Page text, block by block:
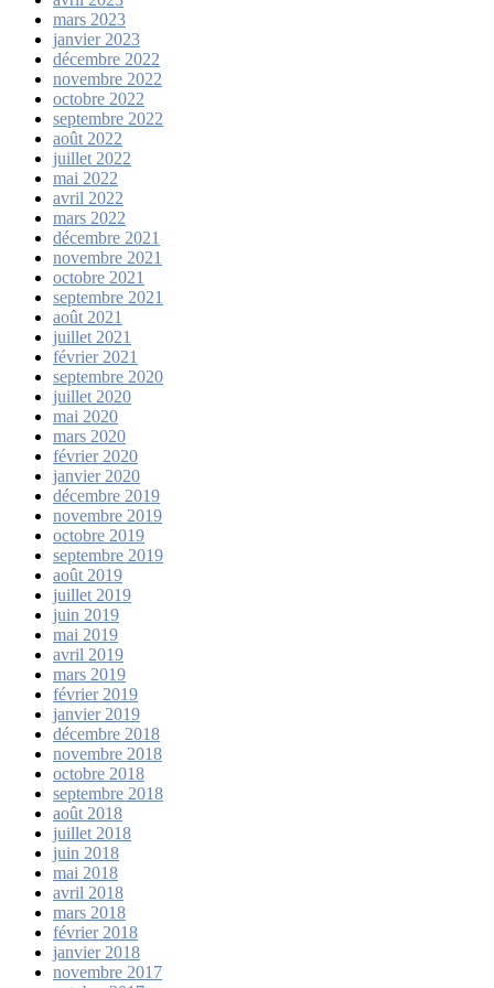
mars 2023
janvier 2023
décembre 2022
novembre 2022
octobre 2022
septembre 2022
août 2022
juillet 2022
mai 2022
avril 2022
mars 2022
décembre 2021
novembre 2021
octobre 2021
septembre 2021
août 2021
juillet 2021
février 2021
septembre 2020
juillet 2020
mai 2020
mars 2020
février 2020
janvier 2020
décembre 2019
novembre 2019
octobre 2019
septembre 2019
août 2019
juillet 2019
juin 2019
mai 2019
avril 2019
mars 2019
février 2019
janvier 2019
décembre 2018
novembre 2018
octobre 2018
septembre 2018
août 2018
juillet 2018
juin 2018
mai 2018
avril 2018
mars 2018
février 2018
janvier 2018
novembre 2017